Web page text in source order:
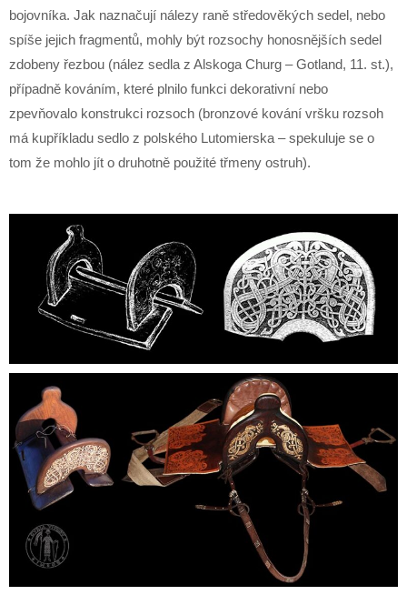
bojovníka. Jak naznačují nálezy raně středověkých sedel, nebo
spíše jejich fragmentů, mohly být rozsochy honosnějších sedel
zdobeny řezbou (nález sedla z Alskoga Churg – Gotland, 11. st.),
případně kováním, které plnilo funkci dekorativní nebo
zpevňovalo konstrukci rozsoch (bronzové kování vršku rozsoh
má kupříkladu sedlo z polského Lutomierska – spekuluje se o
tom že mohlo jít o druhotně použité třmeny ostruh).